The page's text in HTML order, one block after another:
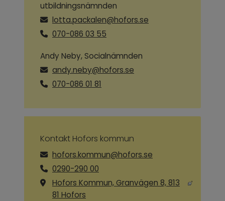
utbildningsnämnden
lotta.packalen@hofors.se
070-086 03 55
Andy Neby, Socialnämnden
andy.neby@hofors.se
070-086 01 81
Kontakt Hofors kommun
hofors.kommun@hofors.se
0290-290 00
Hofors Kommun, Granvägen 8, 813
81 Hofors